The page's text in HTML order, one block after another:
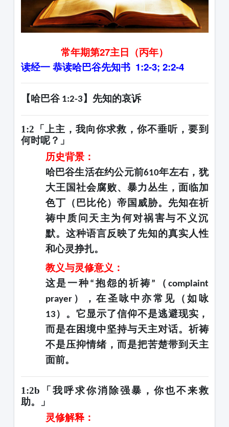
常年期第27主日（丙年）
读经一 恭读哈巴谷先知书1:2-3; 2:2-4
【哈巴谷1:2-3 】先知的哀诉
1:2「上主，我向你求救，你不垂听，要到
何时呢？」
历史背景：
哈巴谷生活在约公元前610年左右，犹
大王国社会腐败、暴力丛生，面临加
色丁（巴比伦）帝国威胁。先知在祈
祷中质问天主为何对祸害与不义沉
默。这种语言反映了先知的真实人性
和心灵挣扎。
教义与灵修意义：
这是一种 “ 抱怨的祈祷 ” （ complaint
prayer），在圣咏中亦常见（如咏
13 ）。它显示了信仰不是逃避现实，
而是在困境中坚持与天主对话。祈祷
不是压抑情绪，而是把苦楚带到天主
面前。
1:2b「我呼求你消除强暴，你也不来救
助。」
灵修解释：